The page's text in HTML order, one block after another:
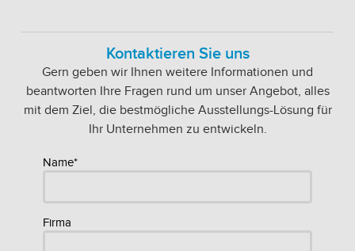
Kontaktieren Sie uns
Gern geben wir Ihnen weitere Informationen und
beantworten Ihre Fragen rund um unser Angebot, alles
mit dem Ziel, die bestmögliche Ausstellungs-Lösung für
Ihr Unternehmen zu entwickeln.
Name*
Firma